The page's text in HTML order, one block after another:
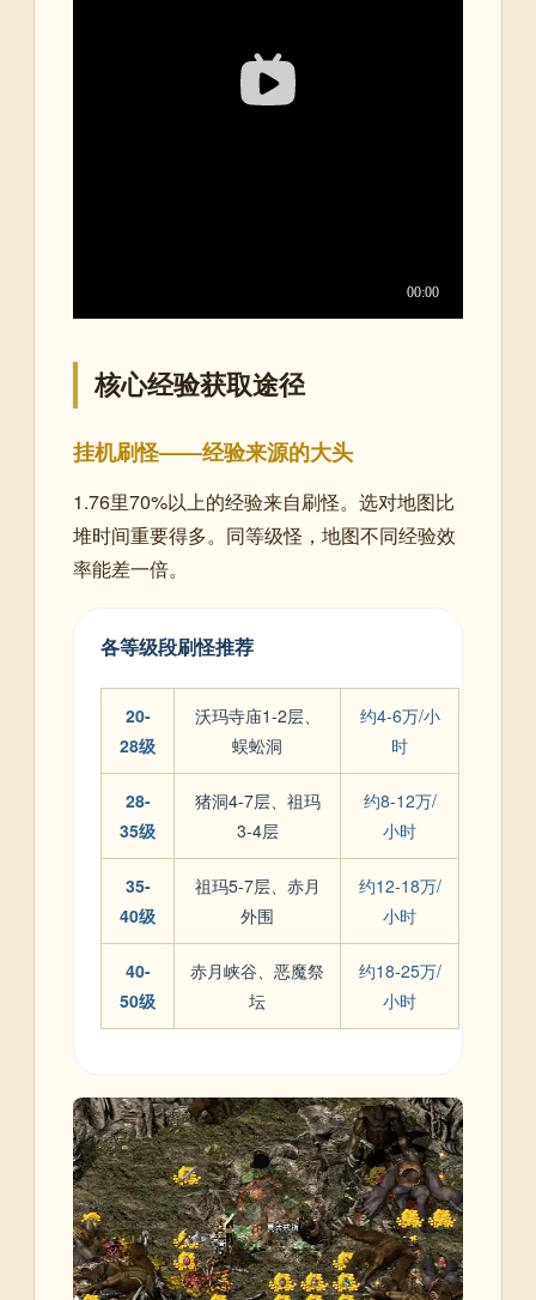
核心经验获取途径
挂机刷怪——经验来源的大头
1.76里70%以上的经验来自刷怪。选对地图比
堆时间重要得多。同等级怪，地图不同经验效
率能差一倍。
各等级段刷怪推荐
20-
28级
沃玛寺庙1-2层、
蜈蚣洞
约4-6万/小
时
28-
35级
猪洞4-7层、祖玛
3-4层
约8-12万/
小时
35-
40级
祖玛5-7层、赤月
外围
约12-18万/
小时
40-
50级
赤月峡谷、恶魔祭
坛
约18-25万/
小时